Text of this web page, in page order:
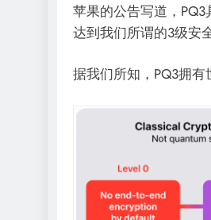
苹果的公告写道，
达到我们所谓的3级安
据我们所知，PQ3拥有